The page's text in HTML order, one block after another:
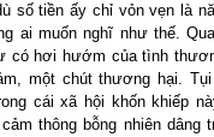
số tiền ấy chỉ vỏn vẹn là
ai muốn nghĩ như thế.
có hơi hướm của tình
một chút thương hại.
cái xã hội khốn khiếp
thông bỗng nhiên dâng